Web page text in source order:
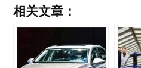
相关文章：